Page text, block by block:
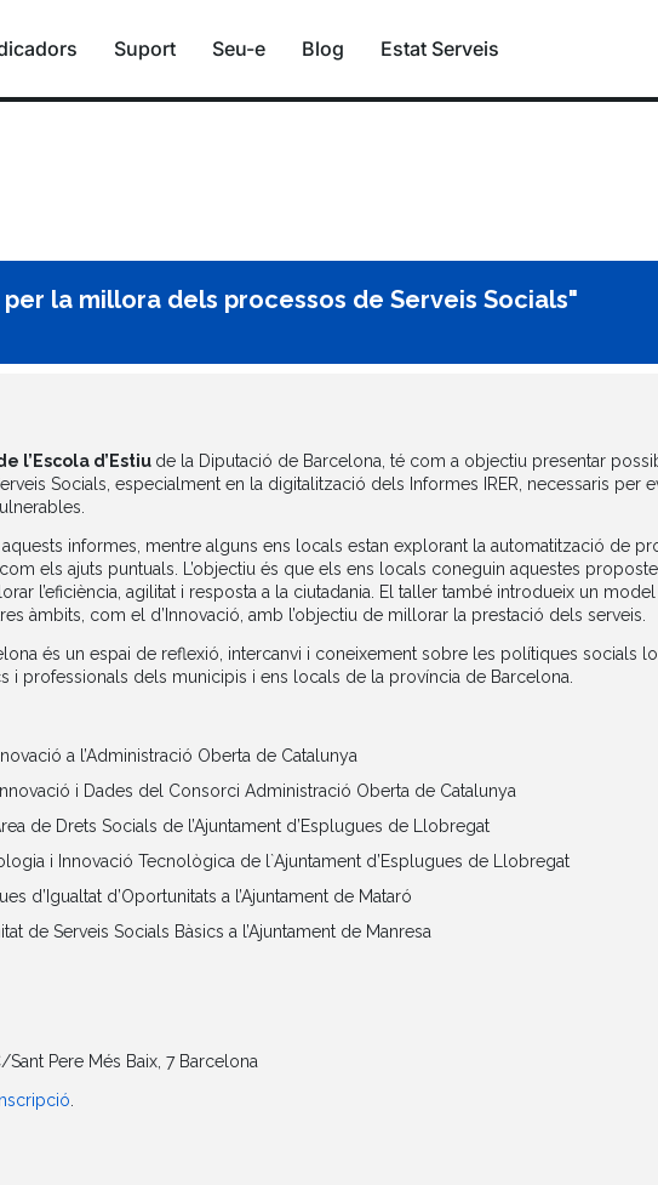
Suport Seu-e Blog Estat Serveis
la millora dels processos de Serveis Socials"
l’Escola d’Estiu de la Diputació de Barcelona, té com a objectiu presentar
Socials, especialment en la digitalització dels Informes IRER, necessaris per
aquests informes, mentre alguns ens locals estan explorant la automatització de
els ajuts puntuals. L’objectiu és que els ens locals coneguin aquestes
l’eficiència, agilitat i resposta a la ciutadania. El taller també introdueix un
àmbits, com el d’Innovació, amb l’objectiu de millorar la prestació dels serveis.
és un espai de reflexió, intercanvi i coneixement sobre les polítiques socials
professionals dels municipis i ens locals de la província de Barcelona.
a l’Administració Oberta de Catalunya
i Dades del Consorci Administració Oberta de Catalunya
de Drets Socials de l’Ajuntament d’Esplugues de Llobregat
i Innovació Tecnològica de l`Ajuntament d’Esplugues de Llobregat
d’Igualtat d’Oportunitats a l’Ajuntament de Mataró
de Serveis Socials Bàsics a l’Ajuntament de Manresa
Sant Pere Més Baix, 7 Barcelona